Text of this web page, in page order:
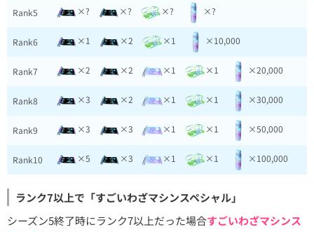
Rank5 ×? ×? ×? ×?
Rank6 ×1 ×2 ×1 ×10,000
Rank7 ×2 ×2 ×1 ×1 ×20,000
Rank8 ×3 ×2 ×1 ×1 ×30,000
Rank9 ×3 ×3 ×1 ×1 ×50,000
Rank10 ×5 ×3 ×1 ×1 ×100,000
ランク7以上で「すごいわざマシンスペシャル」
シーズン5終了時にランク7以上だった場合すごいわざマシンス